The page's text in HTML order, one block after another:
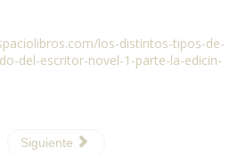
los-distintos-tipos-de-
del-escritor-novel-1-parte-la-edicin-
Siguiente